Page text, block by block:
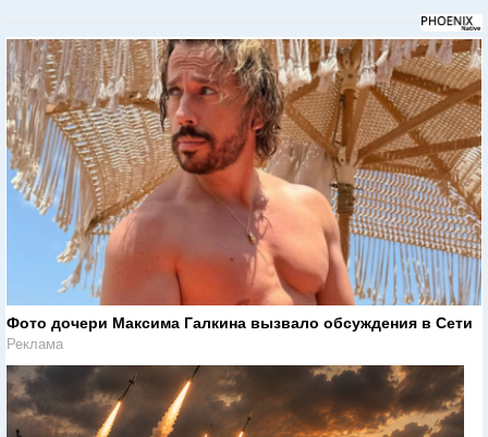
Фото дочери Максима Галкина вызвало обсуждения в Сети
Реклама